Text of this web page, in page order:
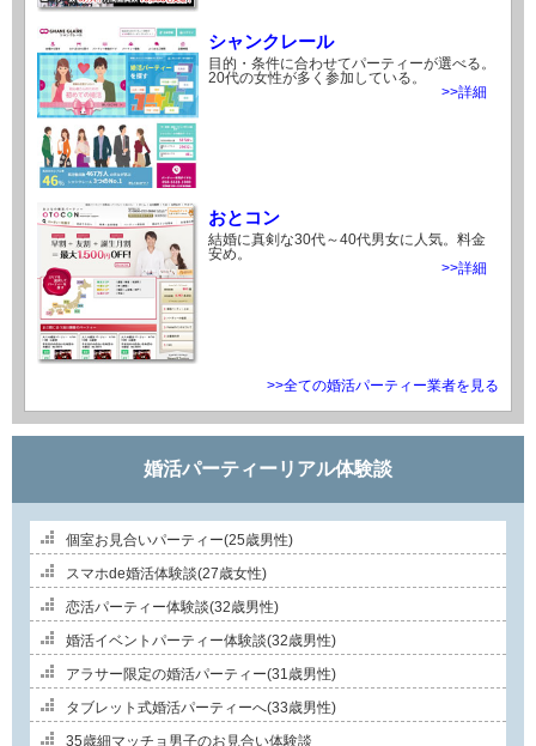
シャンクレール
目的・条件に合わせてパーティーが選べる。
20代の女性が多く参加している。
>>詳細
おとコン
結婚に真剣な30代～40代男女に人気。料金
安め。
>>詳細
>>全ての婚活パーティー業者を見る
婚活パーティーリアル体験談
個室お見合いパーティー(25歳男性)
スマホde婚活体験談(27歳女性)
恋活パーティー体験談(32歳男性)
婚活イベントパーティー体験談(32歳男性)
アラサー限定の婚活パーティー(31歳男性)
タブレット式婚活パーティーへ(33歳男性)
35歳細マッチョ男子のお見合い体験談